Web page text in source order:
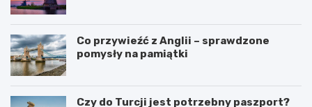
Co przywieźć z Anglii – sprawdzone
pomysły na pamiątki
Czy do Turcji jest potrzebny paszport?